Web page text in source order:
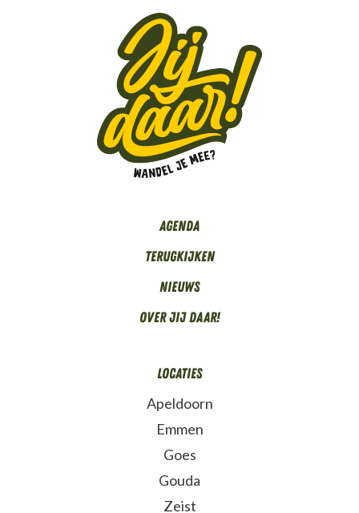
Agenda
Terugkijken
Nieuws
Over Jij daar!
Locaties
Apeldoorn
Emmen
Goes
Gouda
Zeist